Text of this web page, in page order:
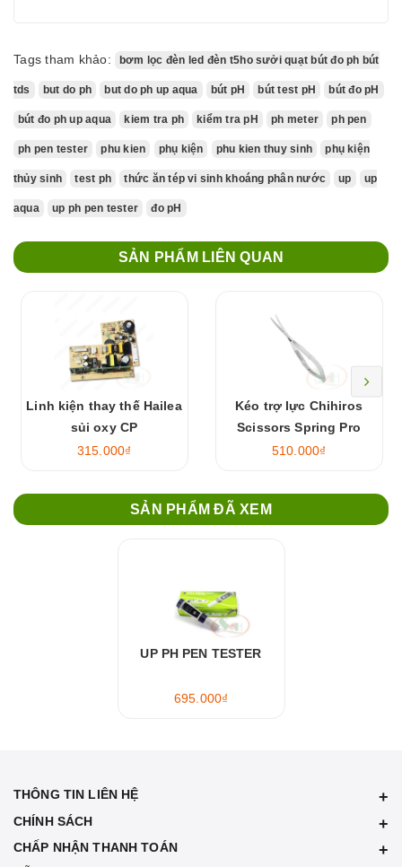
Tags tham khảo: bơm lọc đèn led đèn t5ho sưởi quạt bút đo ph bút
tds but do ph but do ph up aqua bút pH bút test pH bút đo pH
bút đo ph up aqua kiem tra ph kiểm tra pH ph meter ph pen
ph pen tester phu kien phụ kiện phu kien thuy sinh phụ kiện
thủy sinh test ph thức ăn tép vi sinh khoáng phân nước up up
aqua up ph pen tester đo pH
SẢN PHẨM LIÊN QUAN
Linh kiện thay thế Hailea
sủi oxy CP
315.000₫
Kéo trợ lực Chihiros
Scissors Spring Pro
510.000₫
SẢN PHẨM ĐÃ XEM
UP PH PEN TESTER
695.000₫
THÔNG TIN LIÊN HỆ
CHÍNH SÁCH
CHẤP NHẬN THANH TOÁN